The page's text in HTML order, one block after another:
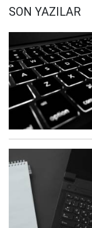
SON YAZILAR